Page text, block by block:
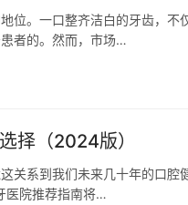
位。一口整齐洁白的牙齿，
者的。然而，市场…
择（2024版）
关系到我们未来几十年的口
医院推荐指南将…